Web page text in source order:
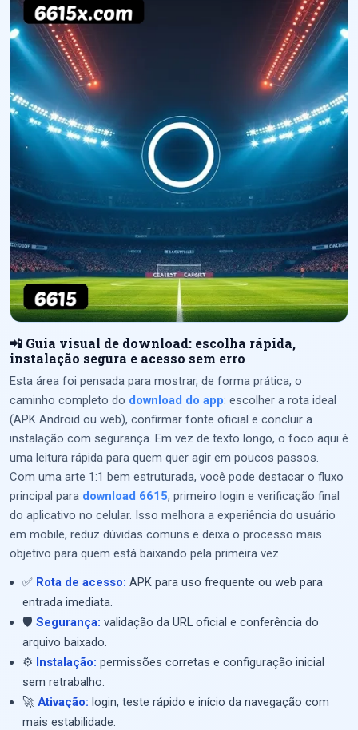
📲 Guia visual de download: escolha rápida,
instalação segura e acesso sem erro
Esta área foi pensada para mostrar, de forma prática, o
caminho completo do download do app: escolher a rota ideal
(APK Android ou web), confirmar fonte oficial e concluir a
instalação com segurança. Em vez de texto longo, o foco aqui é
uma leitura rápida para quem quer agir em poucos passos.
Com uma arte 1:1 bem estruturada, você pode destacar o fluxo
principal para download 6615, primeiro login e verificação final
do aplicativo no celular. Isso melhora a experiência do usuário
em mobile, reduz dúvidas comuns e deixa o processo mais
objetivo para quem está baixando pela primeira vez.
✅ Rota de acesso: APK para uso frequente ou web para
entrada imediata.
🛡️ Segurança: validação da URL oficial e conferência do
arquivo baixado.
⚙️ Instalação: permissões corretas e configuração inicial
sem retrabalho.
🚀 Ativação: login, teste rápido e início da navegação com
mais estabilidade.